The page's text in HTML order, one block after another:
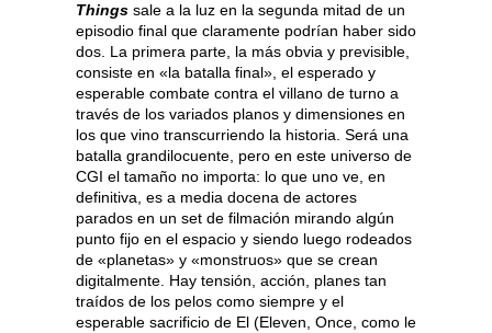
Things sale a la luz en la segunda mitad de un
episodio final que claramente podrían haber sido
dos. La primera parte, la más obvia y previsible,
consiste en «la batalla final», el esperado y
esperable combate contra el villano de turno a
través de los variados planos y dimensiones en
los que vino transcurriendo la historia. Será una
batalla grandilocuente, pero en este universo de
CGI el tamaño no importa: lo que uno ve, en
definitiva, es a media docena de actores
parados en un set de filmación mirando algún
punto fijo en el espacio y siendo luego rodeados
de «planetas» y «monstruos» que se crean
digitalmente. Hay tensión, acción, planes tan
traídos de los pelos como siempre y el
esperable sacrificio de El (Eleven, Once, como le